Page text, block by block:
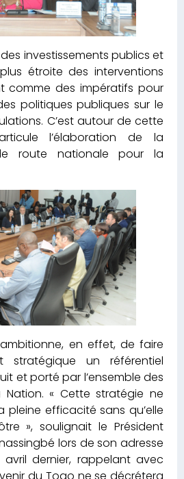
investissements publics et
étroite des interventions
comme des impératifs pour
politiques publiques sur le
C’est autour de cette
l’élaboration de la
route nationale pour la
en effet, de faire
un référentiel
et porté par l’ensemble des
« Cette stratégie ne
pleine efficacité sans qu’elle
», soulignait le Président
lors de son adresse
dernier, rappelant avec
du Togo ne se décrétera